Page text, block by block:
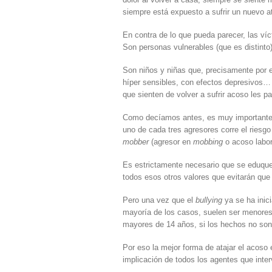
siempre está expuesto a sufrir un nuevo
En contra de lo que pueda parecer, las
Son personas vulnerables (que es
Son niños y niñas que, precisamente
híper sensibles, con efectos
que sienten de volver a sufrir acoso les
Como decíamos antes, es muy
uno de cada tres agresores corre el
mobber(agresor en mobbing o acoso
Es estrictamente necesario que se
todos esos otros valores que evitarán que
Pero una vez que el bullying ya se ha
mayoría de los casos, suelen ser
mayores de 14 años, si los hechos no
Por eso la mejor forma de atajar el
implicación de todos los agentes que